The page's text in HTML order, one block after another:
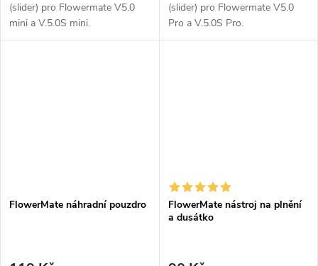
(slider) pro Flowermate V5.0
mini a V.5.0S mini.
(slider) pro Flowermate V5.0
Pro a V.5.0S Pro.
FlowerMate náhradní pouzdro
FlowerMate nástroj na plnění
a dusátko